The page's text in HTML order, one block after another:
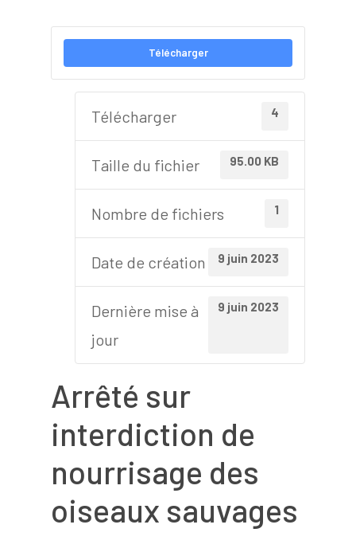
Télécharger
Télécharger 4
Taille du fichier 95.00 KB
Nombre de fichiers 1
Date de création 9 juin 2023
Dernière mise à
jour
9 juin 2023
Arrêté sur
interdiction de
nourrisage des
oiseaux sauvages